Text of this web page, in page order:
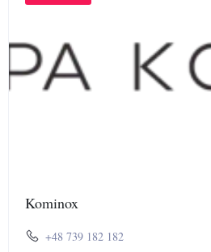
Kominox
+48 739 182 182